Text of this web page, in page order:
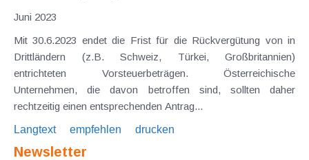
Juni 2023
Mit 30.6.2023 endet die Frist für die Rückvergütung von in
Drittländern (z.B. Schweiz, Türkei, Großbritannien)
entrichteten Vorsteuerbeträgen. Österreichische
Unternehmen, die davon betroffen sind, sollten daher
rechtzeitig einen entsprechenden Antrag...
Langtext
empfehlen drucken
Newsletter